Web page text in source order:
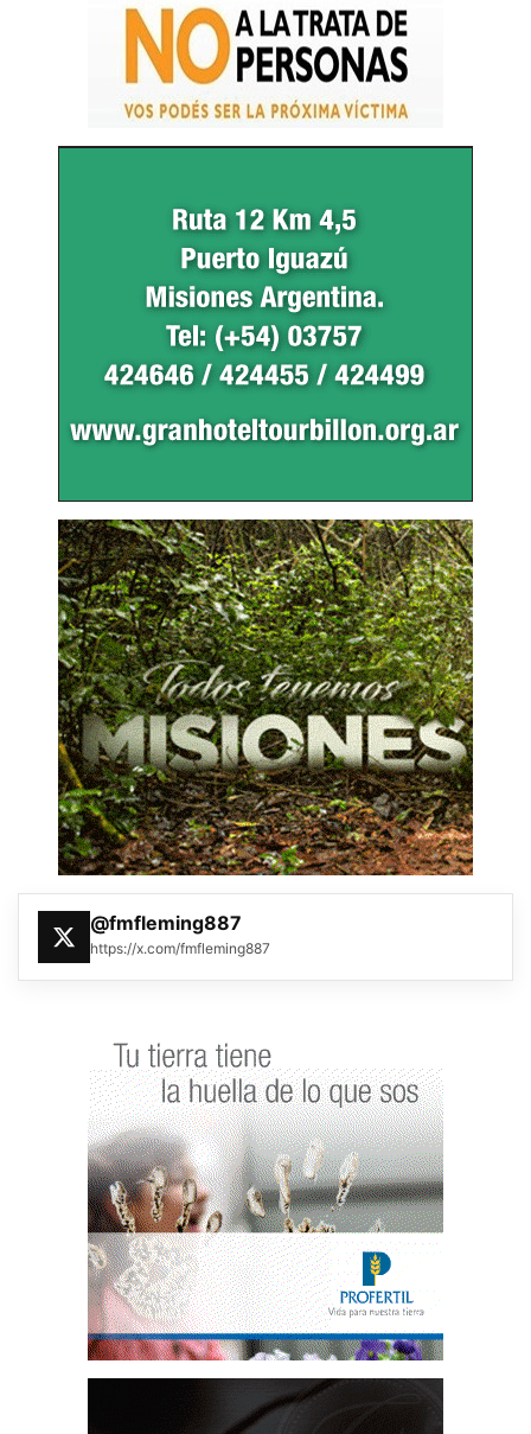
@fmfleming887
https://x.com/fmfleming887